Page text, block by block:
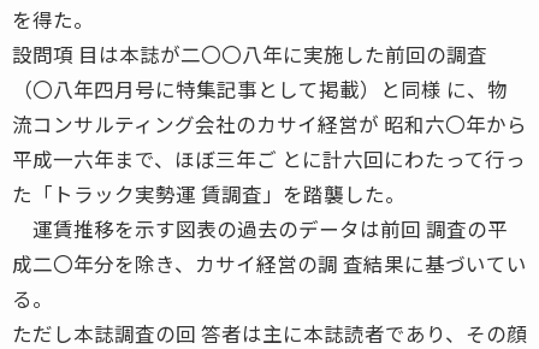
を得た。
設問項 目は本誌が二〇〇八年に実施した前回の調査
（〇八年四月号に特集記事として掲載）と同様 に、物
流コンサルティング会社のカサイ経営が 昭和六〇年から
平成一六年まで、ほぼ三年ご とに計六回にわたって行っ
た「トラック実勢運 賃調査」を踏襲した。
運賃推移を示す図表の過去のデータは前回 調査の平
成二〇年分を除き、カサイ経営の調 査結果に基づいてい
る。
ただし本誌調査の回 答者は主に本誌読者であり、その顔